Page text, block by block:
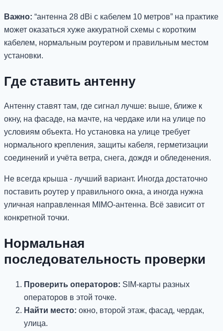
Важно: “антенна 28 dBi с кабелем 10 метров” на практике
может оказаться хуже аккуратной схемы с коротким
кабелем, нормальным роутером и правильным местом
установки.
Где ставить антенну
Антенну ставят там, где сигнал лучше: выше, ближе к
окну, на фасаде, на мачте, на чердаке или на улице по
условиям объекта. Но установка на улице требует
нормального крепления, защиты кабеля, герметизации
соединений и учёта ветра, снега, дождя и обледенения.
Не всегда крыша - лучший вариант. Иногда достаточно
поставить роутер у правильного окна, а иногда нужна
уличная направленная MIMO-антенна. Всё зависит от
конкретной точки.
Нормальная
последовательность проверки
Проверить операторов: SIM-карты разных
операторов в этой точке.
Найти место: окно, второй этаж, фасад, чердак,
улица.